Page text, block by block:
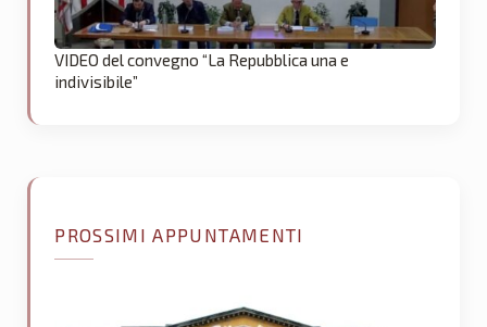
VIDEO del convegno “La Repubblica una e
indivisibile”
PROSSIMI APPUNTAMENTI